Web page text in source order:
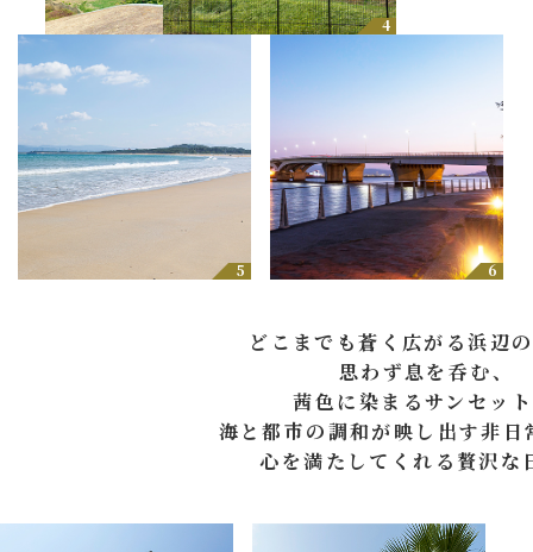
3 4
5 6
どこまでも蒼く広がる浜辺
思わず息を呑む、
茜色に染まるサンセッ
海と都市の調和が映し出す非日
心を満たしてくれる贅沢な